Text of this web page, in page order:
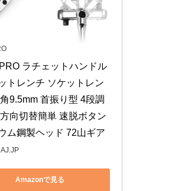
ラチェットハンドル
トレンチ ソケットレン
9.5mm 首振り型 4段調
向切替簡単 速脱ボタン
ム鋼製ヘッド 72山ギア
Amazonで見る